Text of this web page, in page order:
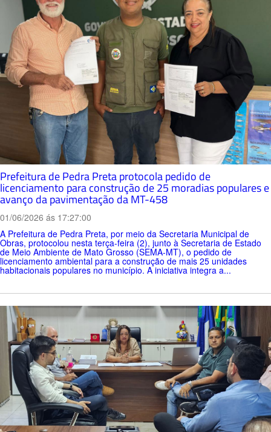
Prefeitura de Pedra Preta protocola pedido de
licenciamento para construção de 25 moradias populares e
avanço da pavimentação da MT-458
01/06/2026 ás 17:27:00
A Prefeitura de Pedra Preta, por meio da Secretaria Municipal de
Obras, protocolou nesta terça-feira (2), junto à Secretaria de Estado
de Meio Ambiente de Mato Grosso (SEMA-MT), o pedido de
licenciamento ambiental para a construção de mais 25 unidades
habitacionais populares no município. A iniciativa integra a...